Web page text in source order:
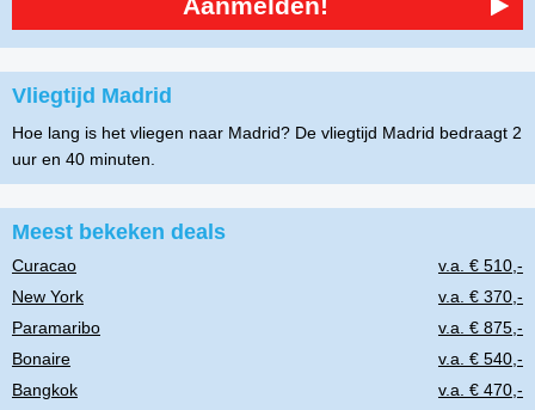
Aanmelden!
Vliegtijd Madrid
Hoe lang is het vliegen naar Madrid? De vliegtijd Madrid bedraagt 2
uur en 40 minuten.
Meest bekeken deals
Curacao
v.a. € 510,-
New York
v.a. € 370,-
Paramaribo
v.a. € 875,-
Bonaire
v.a. € 540,-
Bangkok
v.a. € 470,-